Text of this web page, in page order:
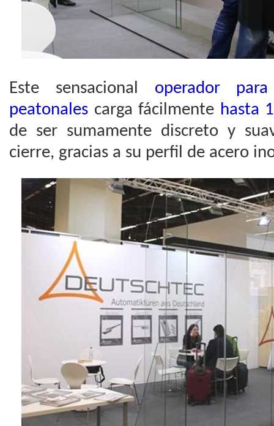
Este sensacional operador
peatonales carga fácilmente hasta
de ser sumamente discreto y
cierre, gracias a su perfil de acero